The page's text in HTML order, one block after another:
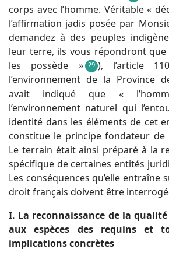
corps avec l’homme. Véritable «
l’affirmation jadis posée par
demandez à des peuples
leur terre, ils vous répondront que
les possède » 29 ), l’article
l’environnement de la Province
avait indiqué que «
l’environnement naturel qui
identité dans les éléments de cet
constitue le principe fondateur de
Le terrain était ainsi préparé à la
spécifique de certaines entités
Les conséquences qu’elle entraîne
droit français doivent être
I. La reconnaissance de la
aux espèces des requins et
implications concrètes